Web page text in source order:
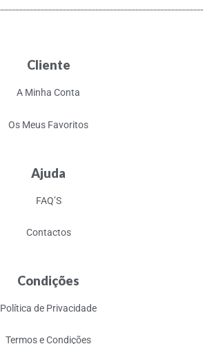
Cliente
A Minha Conta
Os Meus Favoritos
Ajuda
FAQ’S
Contactos
Condições
Política de Privacidade
Termos e Condições